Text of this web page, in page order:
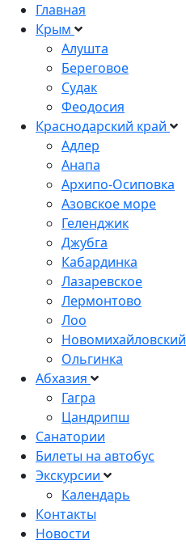
Главная
Крым
Алушта
Береговое
Судак
Феодосия
Краснодарский край
Адлер
Анапа
Архипо-Осиповка
Азовское море
Геленджик
Джубга
Кабардинка
Лазаревское
Лермонтово
Лоо
Новомихайловский
Ольгинка
Абхазия
Гагра
Цандрипш
Санатории
Билеты на автобус
Экскурсии
Календарь
Контакты
Новости